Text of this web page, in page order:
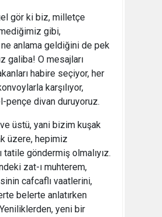
gör ki biz, milletçe
gibi,
ne anlama geldiğini de pek
galiba! O mesajları
habire seçiyor, her
karşılıyor,
pençe divan duruyoruz.
üstü, yani bizim kuşak
üzere, hepimiz
tatile göndermiş olmalıyız.
zat-ı muhterem,
cafcaflı vaatlerini,
belerte anlatırken
yeni bir